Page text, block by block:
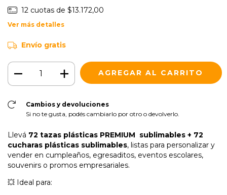
12 cuotas de $13.172,00
Ver más detalles
Envío gratis
Cambios y devoluciones
Si no te gusta, podés cambiarlo por otro o devolverlo.
Llevá 72 tazas plásticas PREMIUM sublimables + 72
cucharas plásticas sublimables, listas para personalizar y
vender en cumpleaños, egresaditos, eventos escolares,
souvenirs o promos empresariales.
💥 Ideal para: